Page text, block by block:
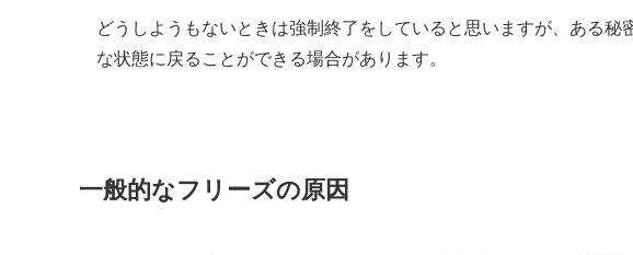
どうしようもないときは強制終了をしていると思いますが、ある
な状態に戻ることができる場合があります。
一般的なフリーズの原因